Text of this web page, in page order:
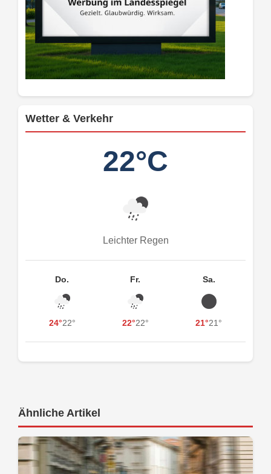
Wetter & Verkehr
22°C
Leichter Regen
Do.
24°22°
Fr.
22°22°
Sa.
21°21°
Ähnliche Artikel